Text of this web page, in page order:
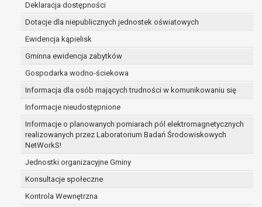
Deklaracja dostępności
Dotacje dla niepublicznych jednostek oświatowych
Ewidencja kąpielisk
Gminna ewidencja zabytków
Gospodarka wodno-ściekowa
Informacja dla osób mających trudności w komunikowaniu się
Informacje nieudostępnione
Informacje o planowanych pomiarach pól elektromagnetycznych
realizowanych przez Laboratorium Badań Środowiskowych
NetWorkS!
Jednostki organizacyjne Gminy
Konsultacje społeczne
Kontrola Wewnętrzna
na podstawie zgody osoby, której dane dotyczą
przetwarzanie odbywa się do czasu wycofania tej
zgody.
W przypadku, gdy dane osobowe przetwarzane są
w celu zawarcia i realizacji umowy przetwarzanie
odbywa się przez okres niezbędny do realizacji
zawartej umowy, a po tym czasie w zakresie
wymaganym przez przepisy prawa lub dla
zabezpieczenia ewentualnych roszczeń, a w
przypadku wyrażenia zgody na przetwarzanie
danych po zakończeniu i rozliczeniu umowy, do
czasu wycofania tej zgody.
Ponadto w przypadku umów o dofinansowanie
dane osobowe od momentu pozyskania
przechowywane są przez okres wynikający z
umowy o dofinansowanie zawartej między